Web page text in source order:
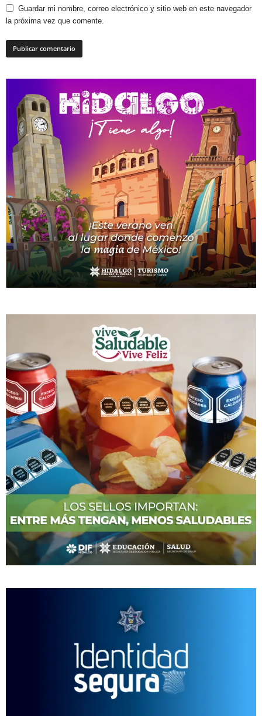
Guardar mi nombre, correo electrónico y sitio web en este navegador
la próxima vez que comente.